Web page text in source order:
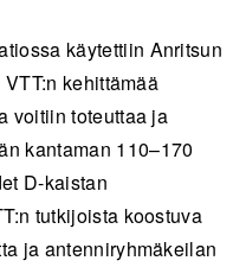
käytettiin Anritsun
kehittämää
voitiin toteuttaa ja
kantaman 110–170
D-kaistan
tutkijoista koostuva
ja antenniryhmäkeilan